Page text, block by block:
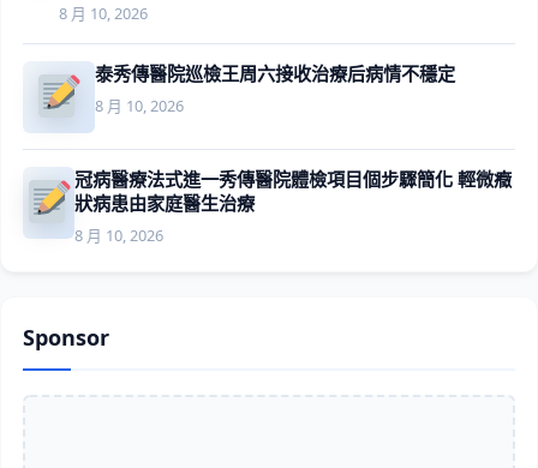
8 月 10, 2026
泰秀傳醫院巡檢王周六接收治療后病情不穩定
8 月 10, 2026
冠病醫療法式進一秀傳醫院體檢項目個步驟簡化 輕微癥
狀病患由家庭醫生治療
8 月 10, 2026
Sponsor